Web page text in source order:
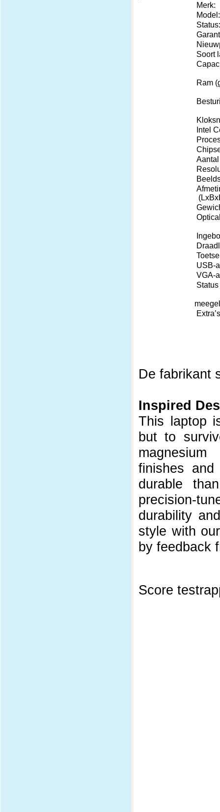
Merk:
Model:
Status:
Soort
Ram
Intel
USB-
VGA-
Extra’s
De fabrikant
Inspired
This laptop
but to
finishes
durable
precision-
durability
style with
by feedback
Score